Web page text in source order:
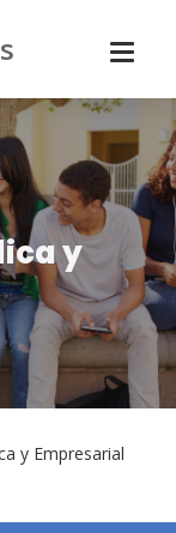
y
y Empresarial